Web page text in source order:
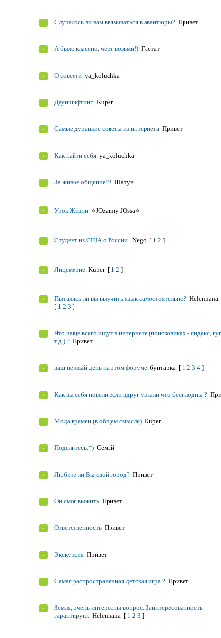
Случалось ли вам ввязываться в авантюры? Привет
А было классно, чёрт возьми!) Гастат
О совести ya_koluchka
Дауншифтинг. Kuper
Самые дурацкие советы из интернета Привет
Как найти себя ya_koluchka
За живое общение!!! Шатун
Урок Жизни ⭐JOzarmy JOssa⭐
Студент из США о России. Nego [ 1 2 ]
Лицемерие Kuper [ 1 2 ]
Пытались ли вы выучить язык самостоятельно? Helennana
[ 1 2 3 ]
Что чаще всего ищут в интернете (поисковиках - яндекс,
т.д.) ? Привет
ваш первый день на этом форуме бунтарка [ 1 2 3 4 ]
Как вы себя повели если вдруг узнали что бесплодны ?
Мода времен (в общем смысле) Kuper
Поделитесь.=) Сёмэй
Любите ли Вы свой город? Привет
Он смог выжить Привет
Ответственность Привет
Экскурсия Привет
Самая распространенная детская игра ? Привет
Земля, очень интересны вопрос. Заинтересованность
гарантирую. Helennana [ 1 2 3 ]